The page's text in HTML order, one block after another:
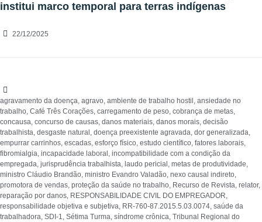
institui marco temporal para terras indígenas
22/12/2025
agravamento da doença, agravo, ambiente de trabalho hostil , ansiedade no
trabalho, Café Três Corações, carregamento de peso, cobrança de metas,
concausa, concurso de causas, danos materiais, danos morais, decisão
trabalhista, desgaste natural , doença preexistente agravada, dor generalizada,
empurrar carrinhos, escadas, esforço físico, estudo científico, fatores laborais,
fibromialgia, incapacidade laboral , incompatibilidade com a condição da
empregada, jurisprudência trabalhista, laudo pericial , metas de produtividade,
ministro Cláudio Brandão, ministro Evandro Valadão, nexo causal indireto,
promotora de vendas, proteção da saúde no trabalho, Recurso de Revista, relator,
reparação por danos, RESPONSABILIDADE CIVIL DO EMPREGADOR,
responsabilidade objetiva e subjetiva, RR-760-87.2015.5.03.0074, saúde da
trabalhadora, SDI-1, Sétima Turma, síndrome crônica, Tribunal Regional do